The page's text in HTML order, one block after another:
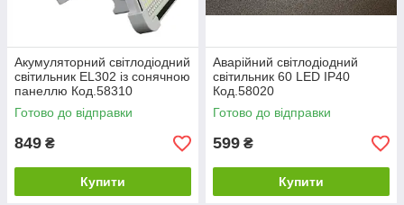
Акумуляторний світлодіодний
світильник EL302 із сонячною
панеллю Код.58310
Готово до відправки
849 ₴
Купити
Аварійний світлодіодний
світильник 60 LED IP40
Код.58020
Готово до відправки
599 ₴
Купити